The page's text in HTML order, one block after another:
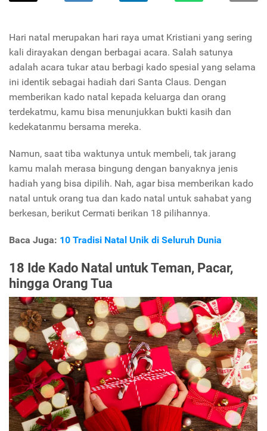
Hari natal merupakan hari raya umat Kristiani yang sering
kali dirayakan dengan berbagai acara. Salah satunya
adalah acara tukar atau berbagi kado spesial yang selama
ini identik sebagai hadiah dari Santa Claus. Dengan
memberikan kado natal kepada keluarga dan orang
terdekatmu, kamu bisa menunjukkan bukti kasih dan
kedekatanmu bersama mereka.
Namun, saat tiba waktunya untuk membeli, tak jarang
kamu malah merasa bingung dengan banyaknya jenis
hadiah yang bisa dipilih. Nah, agar bisa memberikan kado
natal untuk orang tua dan kado natal untuk sahabat yang
berkesan, berikut Cermati berikan 18 pilihannya.
Baca Juga: 10 Tradisi Natal Unik di Seluruh Dunia
18 Ide Kado Natal untuk Teman, Pacar,
hingga Orang Tua